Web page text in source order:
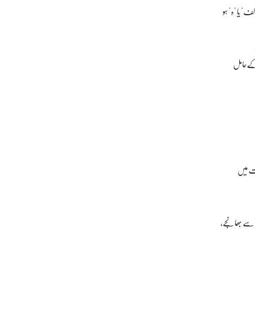
یا "ہ" ہو
میں
سے بھانجے،